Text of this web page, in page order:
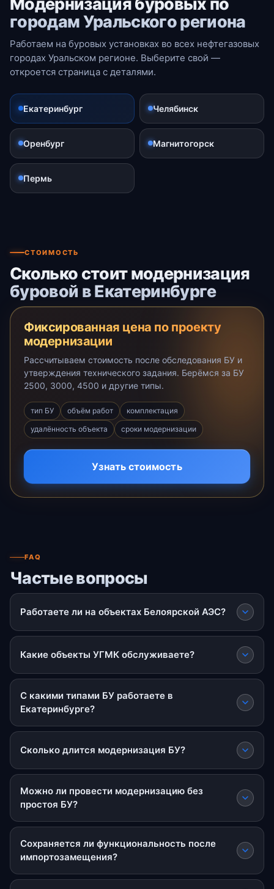
городам Уральского региона
Работаем на буровых установках во всех нефтегазовых
городах Уральском регионе. Выберите свой —
откроется страница с деталями.
Екатеринбург Челябинск
Оренбург Магнитогорск
Пермь
СТОИМОСТЬ
Сколько стоит модернизация
буровой в Екатеринбурге
Фиксированная цена по проекту
модернизации
Рассчитываем стоимость после обследования БУ и
утверждения технического задания. Берёмся за БУ
2500, 3000, 4500 и другие типы.
тип БУ объём работ
комплектация
удалённость объекта
сроки модернизации
Узнать стоимость
FAQ
Частые вопросы
Работаете ли на объектах Белоярской АЭС?
Какие объекты УГМК обслуживаете?
С какими типами БУ работаете в
Екатеринбурге?
Сколько длится модернизация БУ?
Можно ли провести модернизацию без
простоя БУ?
Сохраняется ли функциональность после
импортозамещения?